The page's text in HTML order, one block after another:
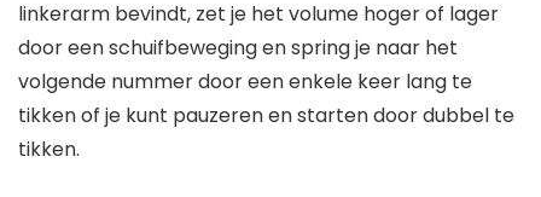
linkerarm bevindt, zet je het volume hoger of lager
door een schuifbeweging en spring je naar het
volgende nummer door een enkele keer lang te
tikken of je kunt pauzeren en starten door dubbel te
tikken.